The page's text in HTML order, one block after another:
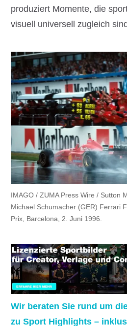
produziert Momente, die
visuell universell zugleich
IMAGO / ZUMA Press Wire / Sutton
Michael Schumacher (GER) Ferrari
Prix, Barcelona, 2. Juni 1996.
Wir beraten Sie rund um
zu Sport Highlights –